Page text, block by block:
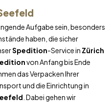
Aufgabe sein, besonders
haben, die sicher
Spedition-Service in Zürich
von Anfang bis Ende
das Verpacken Ihrer
und die Einrichtung in
. Dabei gehen wir